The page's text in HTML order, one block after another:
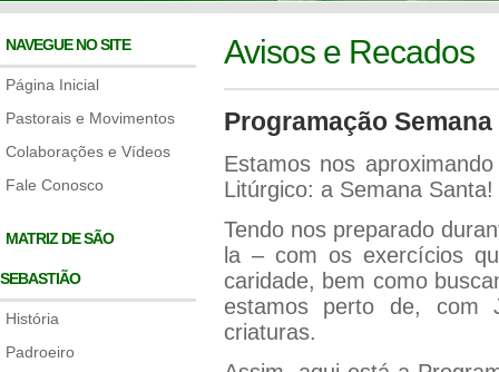
NAVEGUE NO SITE
Página Inicial
Pastorais e Movimentos
Colaborações e Vídeos
Fale Conosco
MATRIZ DE SÃO
SEBASTIÃO
História
Padroeiro
Avisos e Recados
Programação Semana
Estamos nos
Litúrgico: a Semana Santa!
Tendo nos preparado
la – com os exercícios
caridade, bem como
estamos perto de, com
criaturas.